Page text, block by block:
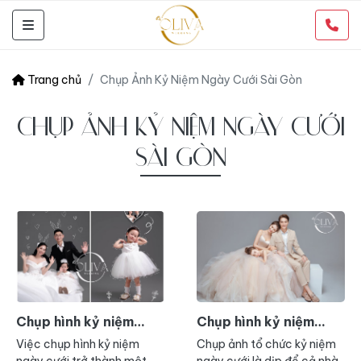
Trang chủ Chụp Ảnh Kỷ Niệm Ngày Cưới Sài Gòn
CHỤP ẢNH KỶ NIỆM NGÀY CƯỚI
SÀI GÒN
Chụp hình kỷ niệm
ngày cưới TP HCM
Việc chụp hình kỷ niệm
Chụp hình kỷ niệm
ngày cưới
Chụp ảnh tổ chức kỷ niệm